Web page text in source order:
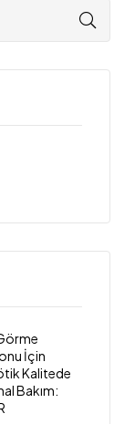
İçin
Kalitede
Bakım: